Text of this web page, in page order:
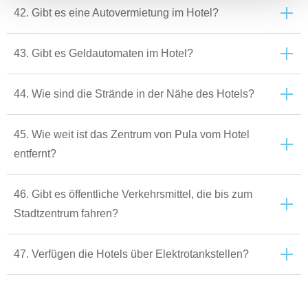
42. Gibt es eine Autovermietung im Hotel?
43. Gibt es Geldautomaten im Hotel?
44. Wie sind die Strände in der Nähe des Hotels?
45. Wie weit ist das Zentrum von Pula vom Hotel
entfernt?
46. Gibt es öffentliche Verkehrsmittel, die bis zum
Stadtzentrum fahren?
47. Verfügen die Hotels über Elektrotankstellen?